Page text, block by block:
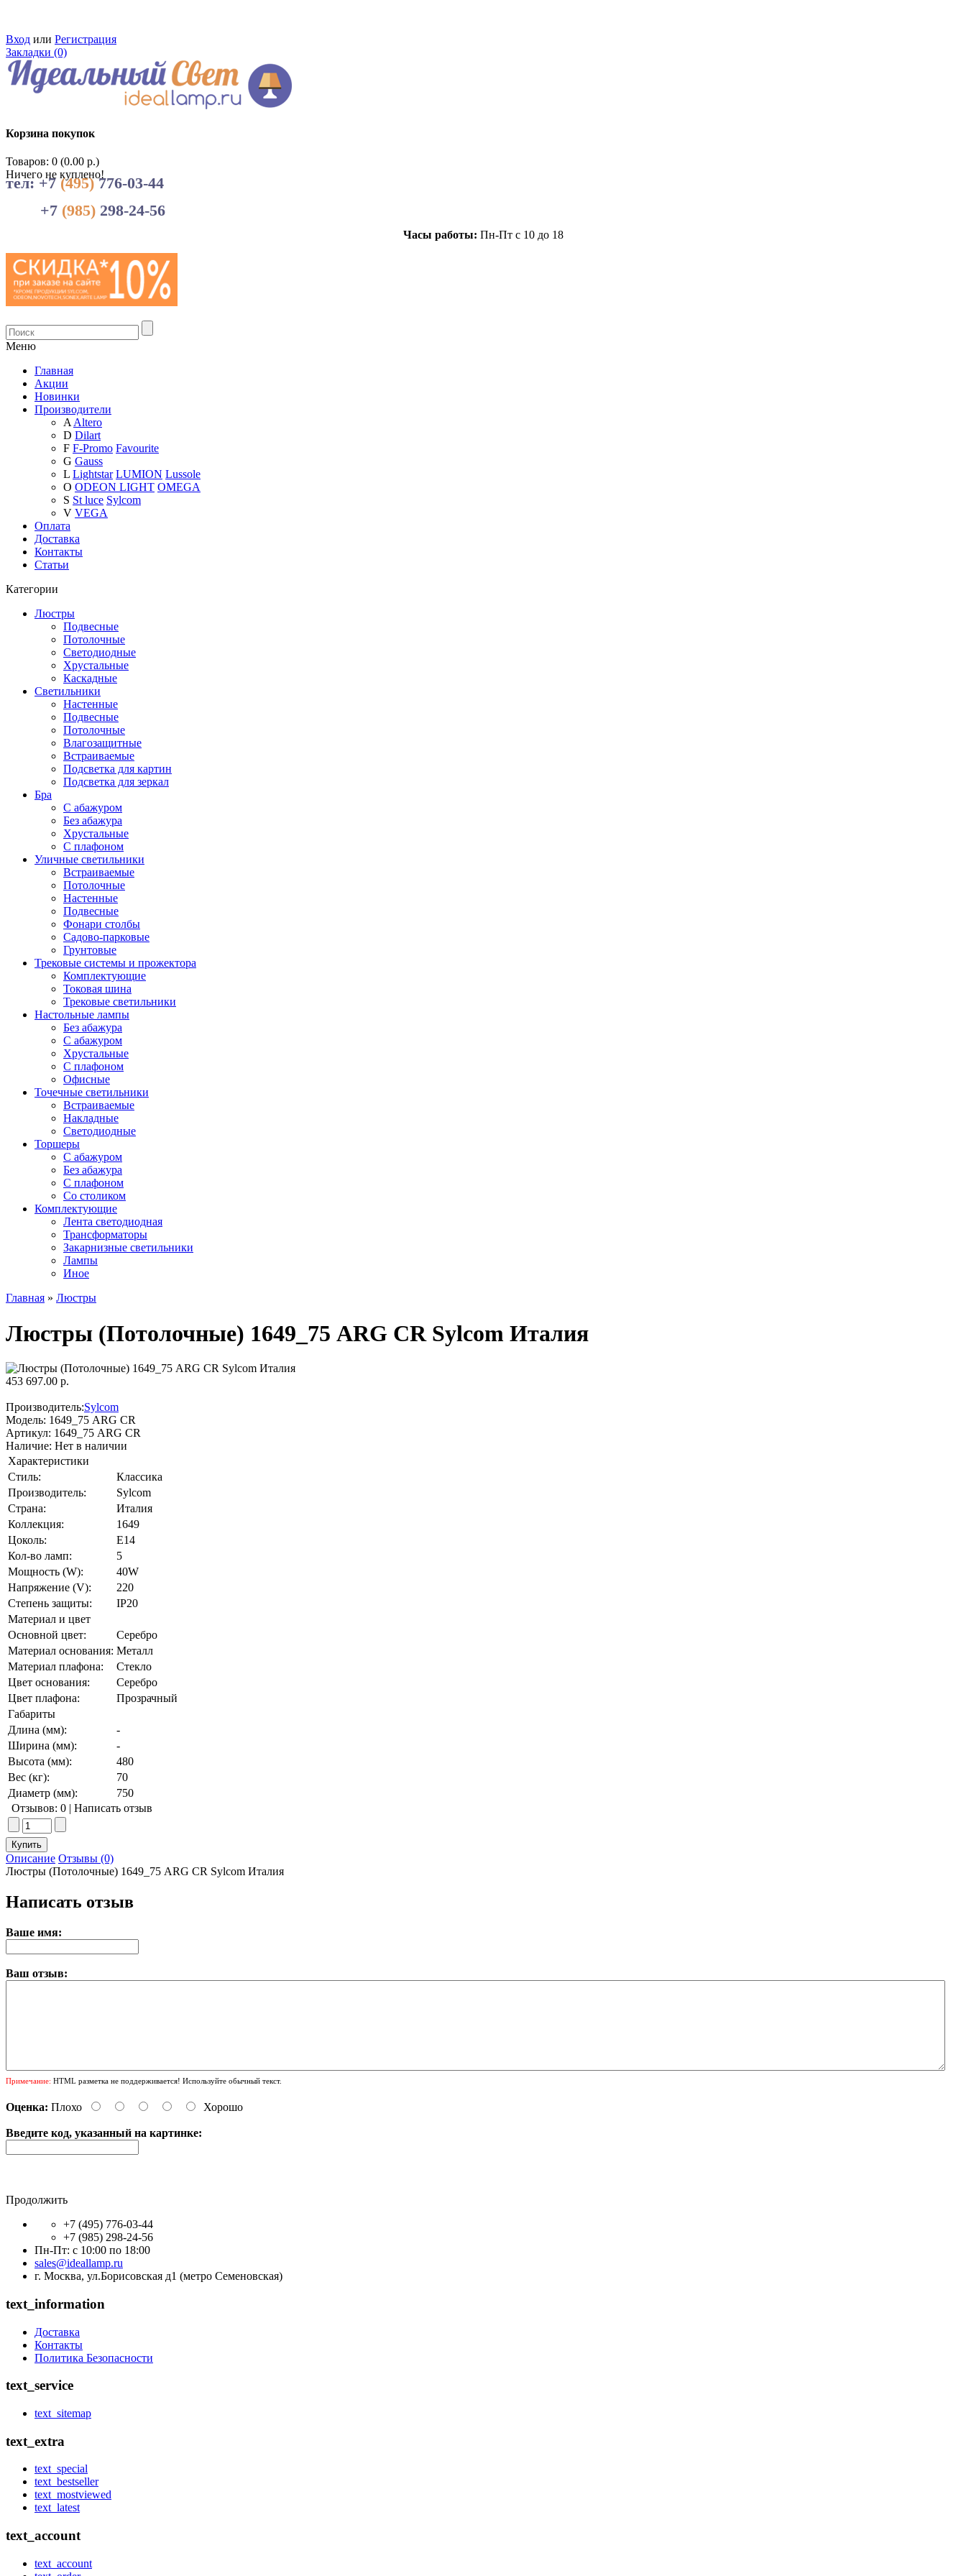
Вход или Регистрация
Закладки (0)
Корзина покупок
Товаров: 0 (0.00 р.)
Ничего не куплено!
тел: +7(495)776-03-44
+7 (985) 298-24-56
Часы работы: Пн-Пт с 10 до 18
Меню
Главная
Акции
Новинки
Производители
AAltero
D Dilart
F F-Promo Favourite
G Gauss
L Lightstar LUMION Lussole
O ODEON LIGHT OMEGA
S St luce Sylcom
V VEGA
Оплата
Доставка
Контакты
Статьи
Категории
Люстры
Подвесные
Потолочные
Светодиодные
Хрустальные
Каскадные
Светильники
Настенные
Подвесные
Потолочные
Влагозащитные
Встраиваемые
Подсветка для картин
Подсветка для зеркал
Бра
С абажуром
Без абажура
Хрустальные
С плафоном
Уличные светильники
Встраиваемые
Потолочные
Настенные
Подвесные
Фонари столбы
Садово-парковые
Грунтовые
Трековые системы и прожектора
Комплектующие
Токовая шина
Трековые светильники
Настольные лампы
Без абажура
С абажуром
Хрустальные
С плафоном
Офисные
Точечные светильники
Встраиваемые
Накладные
Светодиодные
Торшеры
С абажуром
Без абажура
С плафоном
Со столиком
Комплектующие
Лента светодиодная
Трансформаторы
Закарнизные светильники
Лампы
Иное
Главная » Люстры
Люстры (Потолочные) 1649_75 ARG CR Sylcom Италия
453 697.00 р.
Производитель:Sylcom
Модель: 1649_75 ARG CR
Артикул: 1649_75 ARG CR
Наличие: Нет в наличии
Характеристики
Стиль:
Классика
Производитель:
Sylcom
Страна:
Италия
Коллекция:
1649
Цоколь:
E14
Кол-во ламп:
5
Мощность (W):
40W
Напряжение (V):
220
Степень защиты:
IP20
Материал и цвет
Основной цвет:
Серебро
Материал основания: Металл
Материал плафона:
Стекло
Цвет основания:
Серебро
Цвет плафона:
Прозрачный
Габариты
Длина (мм):
-
Ширина (мм):
-
Высота (мм):
480
Вес (кг):
70
Диаметр (мм):
750
Отзывов: 0 | Написать отзыв
Описание Отзывы (0)
Люстры (Потолочные) 1649_75 ARG CR Sylcom Италия
Написать отзыв
Ваше имя:
Ваш отзыв:
Примечание: HTML разметка не поддерживается! Используйте обычный текст.
Оценка: Плохо Хорошо
Введите код, указанный на картинке:
Продолжить
+7 (495) 776-03-44
+7 (985) 298-24-56
Пн-Пт: с 10:00 по 18:00
sales@ideallamp.ru
г. Москва, ул.Борисовская д1 (метро Семеновская)
text_information
Доставка
Контакты
Политика Безопасности
text_service
text_sitemap
text_extra
text_special
text_bestseller
text_mostviewed
text_latest
text_account
text_account